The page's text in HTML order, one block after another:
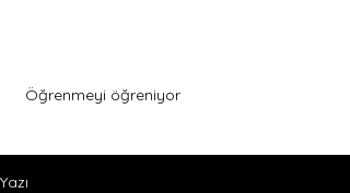
Öğrenmeyi öğreniyor
Yazı